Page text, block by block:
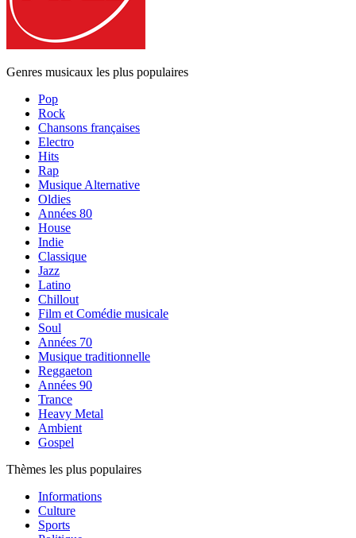
Genres musicaux les plus populaires
Pop
Rock
Chansons françaises
Electro
Hits
Rap
Musique Alternative
Oldies
Années 80
House
Indie
Classique
Jazz
Latino
Chillout
Film et Comédie musicale
Soul
Années 70
Musique traditionnelle
Reggaeton
Années 90
Trance
Heavy Metal
Ambient
Gospel
Thèmes les plus populaires
Informations
Culture
Sports